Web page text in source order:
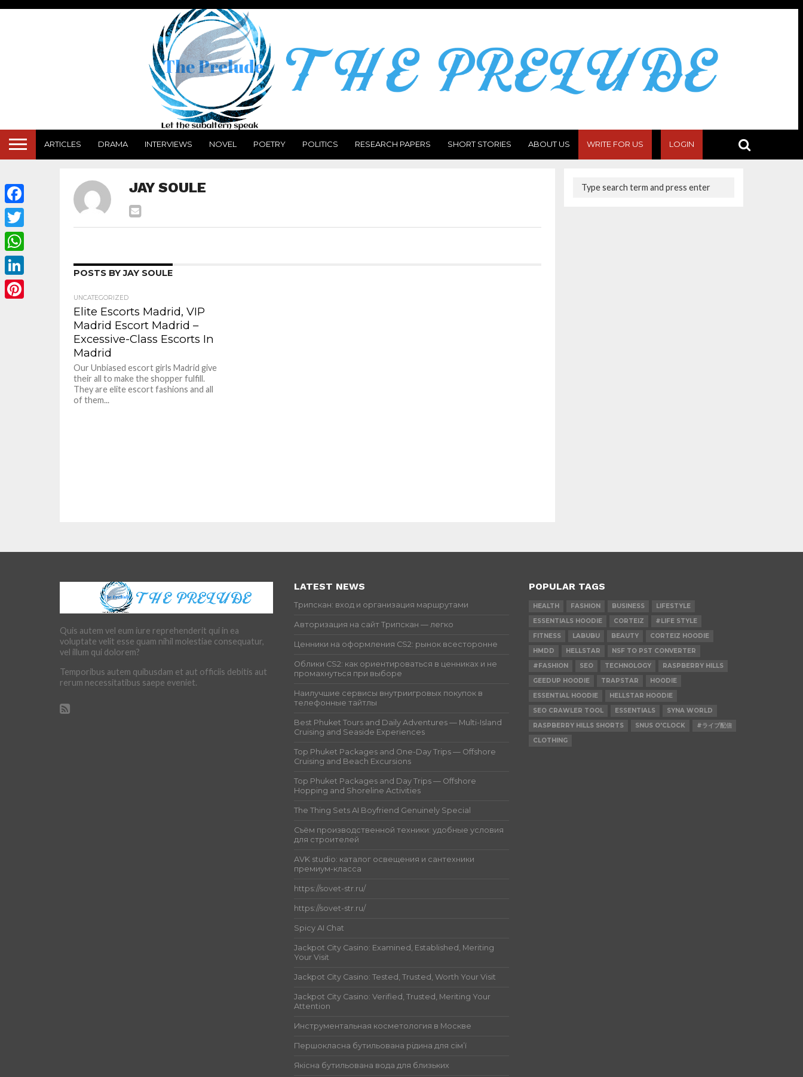
ARTICLES DRAMA INTERVIEWS NOVEL POETRY POLITICS RESEARCH PAPERS SHORT STORIES ABOUT US WRITE FOR US LOGIN
JAY SOULE
POSTS BY JAY SOULE
UNCATEGORIZED
Elite Escorts Madrid, VIP
Madrid Escort Madrid –
Excessive-Class Escorts In
Madrid
Our Unbiased escort girls Madrid give
their all to make the shopper fulfill.
They are elite escort fashions and all
of them...
Quis autem vel eum iure reprehenderit qui in ea
voluptate velit esse quam nihil molestiae consequatur,
vel illum qui dolorem?
Temporibus autem quibusdam et aut officiis debitis aut
rerum necessitatibus saepe eveniet.
LATEST NEWS
Трипскан: вход и организация маршрутами
Авторизация на сайт Трипскан — легко
Ценники на оформления CS2: рынок всесторонне
Облики CS2: как ориентироваться в ценниках и не
промахнуться при выборе
Наилучшие сервисы внутриигровых покупок в
телефонные тайтлы
Best Phuket Tours and Daily Adventures — Multi-Island
Cruising and Seaside Experiences
Top Phuket Packages and One-Day Trips — Offshore
Cruising and Beach Excursions
Top Phuket Packages and Day Trips — Offshore
Hopping and Shoreline Activities
The Thing Sets AI Boyfriend Genuinely Special
Съём производственной техники: удобные условия
для строителей
AVK studio: каталог освещения и сантехники
премиум-класса
https://sovet-str.ru/
https://sovet-str.ru/
Spicy AI Chat
Jackpot City Casino: Examined, Established, Meriting
Your Visit
Jackpot City Casino: Tested, Trusted, Worth Your Visit
Jackpot City Casino: Verified, Trusted, Meriting Your
Attention
Инструментальная косметология в Москве
Першокласна бутильована рідина для сім’ї
Якісна бутильована вода для близьких
POPULAR TAGS
HEALTH FASHION BUSINESS
LIFESTYLE
ESSENTIALS HOODIE
CORTEIZ
#LIFE STYLE
FITNESS
LABUBU BEAUTY
CORTEIZ HOODIE
HMDD
HELLSTAR
NSF TO PST CONVERTER
#FASHION
SEO TECHNOLOGY
RASPBERRY HILLS
GEEDUP HOODIE
TRAPSTAR
HOODIE
ESSENTIAL HOODIE
HELLSTAR HOODIE
SEO CRAWLER TOOL
ESSENTIALS
SYNA WORLD
RASPBERRY HILLS SHORTS
SNUS O'CLOCK
#ライブ配信
CLOTHING
Facebook
Twitter
WhatsApp
LinkedIn